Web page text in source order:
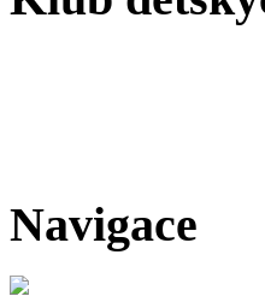
Navigace